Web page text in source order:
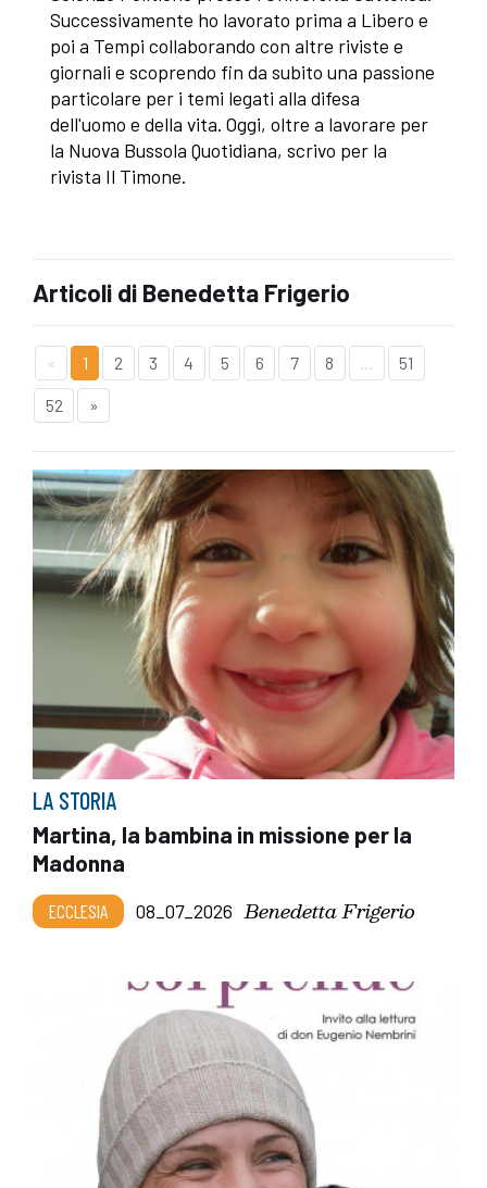
Successivamente ho lavorato prima a Libero e
poi a Tempi collaborando con altre riviste e
giornali e scoprendo fin da subito una passione
particolare per i temi legati alla difesa
dell'uomo e della vita. Oggi, oltre a lavorare per
la Nuova Bussola Quotidiana, scrivo per la
rivista Il Timone.
Articoli di Benedetta Frigerio
« 1 2 3 4 5 6 7 8 51
52 »
LA STORIA
Martina, la bambina in missione per la
Madonna
ECCLESIA 08_07_2026 Benedetta Frigerio